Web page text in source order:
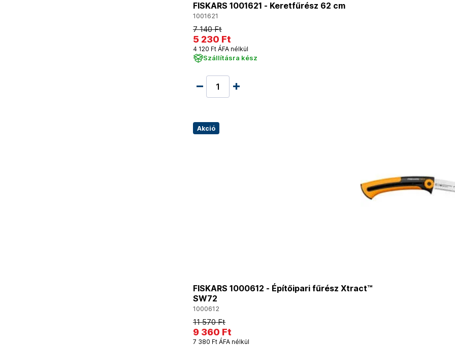
FISKARS 1001621 - Keretfűrész 62 cm
1001621
7 140 Ft
5 230 Ft
4 120 Ft ÁFA nélkül
Szállításra kész
Akció
FISKARS 1000612 - Építőipari fűrész Xtract™
SW72
1000612
11 570 Ft
9 360 Ft
7 380 Ft ÁFA nélkül